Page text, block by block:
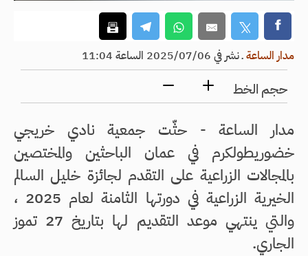
مدار الساعةـنشر في 2025/07/06 الساعة 11:04
حجم الخط
مدار الساعة - حثّت جمعية نادي خريجي
خضوريطولكرم في عمان الباحثين والمختصين
بالمجالات الزراعية على التقدم لجائزة خليل السالم
الخيرية الزراعية في دورتها الثامنة لعام 2025 ،
والتي ينتهي موعد التقديم لها بتاريخ 27 تموز
الجاري.